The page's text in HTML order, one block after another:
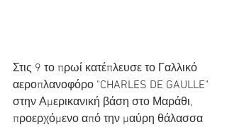
Στις 9 το πρωί κατέπλευσε το Γαλλικό
αεροπλανοφόρο "CHARLES DE GAULLE"
στην Αμερικανική βάση στο Μαράθι,
προερχόμενο από την μαύρη θάλασσα